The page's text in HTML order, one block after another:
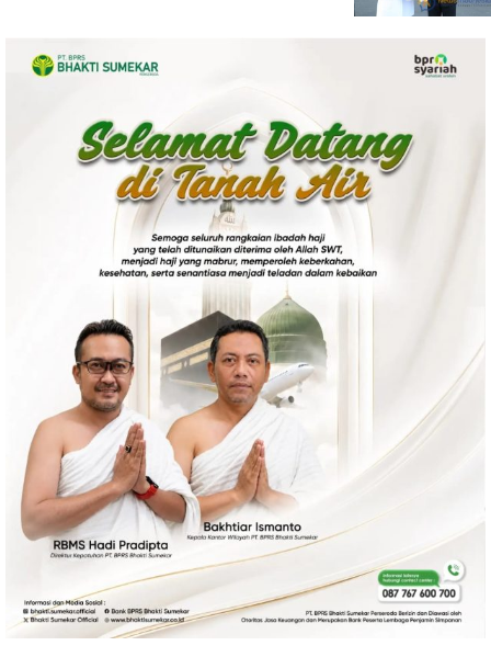
Copyright
Indonesia
Right
Reserve